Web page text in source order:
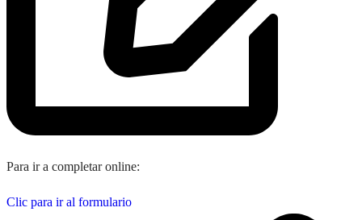
Para ir a completar online:
Clic para ir al formulario